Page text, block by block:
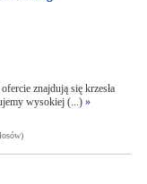
znajdują się krzesła
wysokiej (...) »